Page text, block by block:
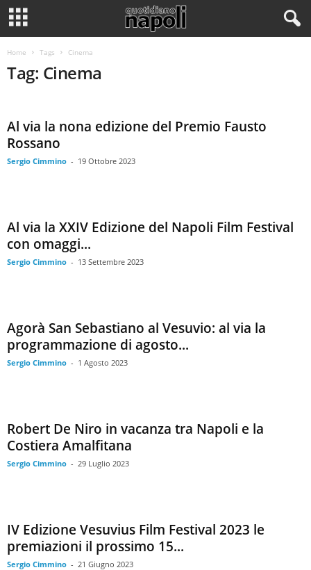
Home Tags Cinema
Tag: Cinema
Al via la nona edizione del Premio Fausto
Rossano
Sergio Cimmino - 19 Ottobre 2023
Al via la XXIV Edizione del Napoli Film Festival
con omaggi...
Sergio Cimmino - 13 Settembre 2023
Agorà San Sebastiano al Vesuvio: al via la
programmazione di agosto...
Sergio Cimmino - 1 Agosto 2023
Robert De Niro in vacanza tra Napoli e la
Costiera Amalfitana
Sergio Cimmino - 29 Luglio 2023
IV Edizione Vesuvius Film Festival 2023 le
premiazioni il prossimo 15...
Sergio Cimmino - 21 Giugno 2023